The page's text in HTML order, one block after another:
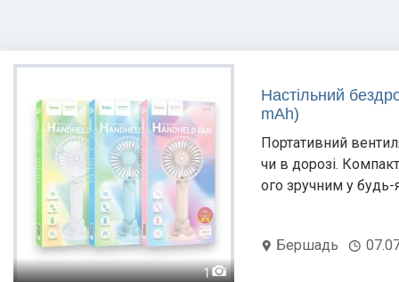
1
Настільний
mAh)
Портативний
чи в дорозі.
ого зручним у
Бершадь